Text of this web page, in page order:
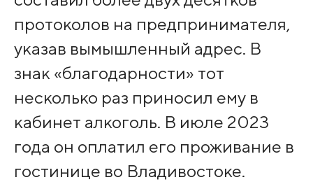
протоколов на предпринимателя,
указав вымышленный адрес. В
знак «благодарности» тот
несколько раз приносил ему в
кабинет алкоголь. В июле 2023
года он оплатил его проживание в
гостинице во Владивостоке.